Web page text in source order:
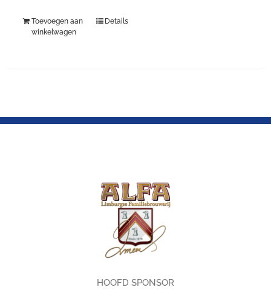
Toevoegen aan
winkelwagen
Details
HOOFD SPONSOR